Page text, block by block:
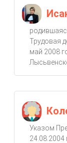
Трудовая
май 2008
Указом